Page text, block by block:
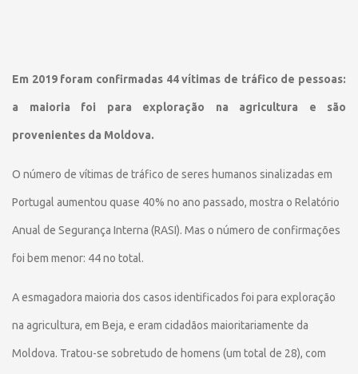
Em 2019 foram confirmadas 44 vítimas de tráfico de pessoas:
a maioria foi para exploração na agricultura e são
provenientes da Moldova.
O número de vítimas de tráfico de seres humanos sinalizadas em
Portugal aumentou quase 40% no ano passado, mostra o Relatório
Anual de Segurança Interna (RASI). Mas o número de confirmações
foi bem menor: 44 no total.
A esmagadora maioria dos casos identificados foi para exploração
na agricultura, em Beja, e eram cidadãos maioritariamente da
Moldova. Tratou-se sobretudo de homens (um total de 28), com